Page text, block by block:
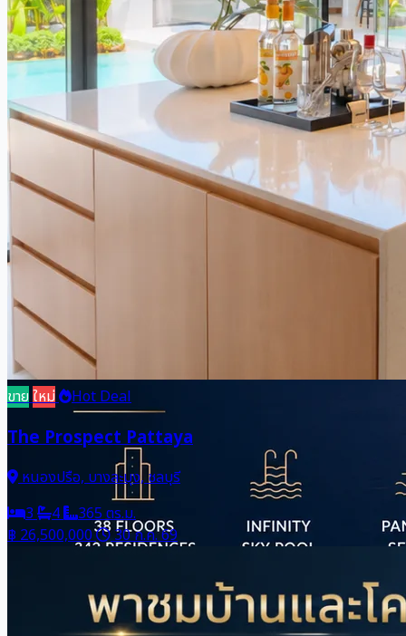
ขายใหม่ Hot Deal
The Prospect Pattaya
หนองปรือ, บางละมุง, ชลบุรี
3
4
365 ตร.ม.
฿ 26,500,000
30 ก.ค. 69